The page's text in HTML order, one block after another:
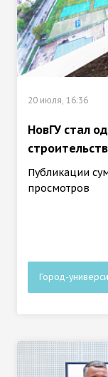
20 июля, 16:36
НовГУ стал
Публикации
просмотров
Город-